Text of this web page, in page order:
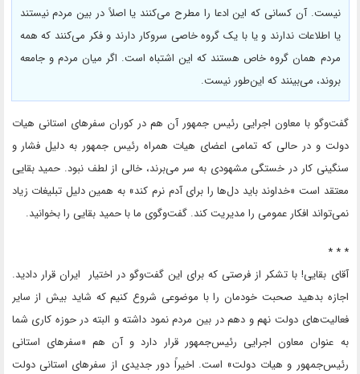
نیست. آن کسانی که این ادعا را مطرح می‌کنند یا اصلاً در بین مردم نیستند
یا اطلاعات ندارند و یا با یک گروه خاصی سر‌و‌کار دارند و فکر می‌کنند که همه
مردم همان گروه خاص هستند که این اشتباه است. اگر میان مردم و جامعه
بروند، می‌بینند که این‌طور نیست.
گفت‌و‌گو با معاون اجرایی رئیس جمهور آن هم در کوران سفرهای استانی هیات
دولت و در حالی که تمامی اعضای هیات همراه رئیس جمهور به دلیل فشار و
سنگینی کار در خستگی مشهودی به سر می‌برند، خالی از لطف نبود. حمید بقایی
معتقد است «خداوند باید دل‌ها را برای آدم نرم کند» به همین دلیل تبلیغات زیاد
نمی‌تواند افکار عمومی را مدیریت کند. گفت‌و‌گوی ما با حمید بقایی را بخوانید.
* * *
آقای بقایی! با تشکر از فرصتی که برای این گفت‌وگو در اختیار ایران قرار دادید.
اجازه بدهید صحبت خودمان را با موضوعی شروع کنیم که شاید بیش از سایر
فعالیت‌های دولت نهم و دهم در بین مردم نمود داشته و البته در حوزه کاری شما
به عنوان معاون اجرایی رئیس‌جمهور قرار دارد و آن هم «سفرهای استانی
رئیس‌جمهور و هیات دولت» است. اخیراً دور جدیدی از سفرهای استانی دولت